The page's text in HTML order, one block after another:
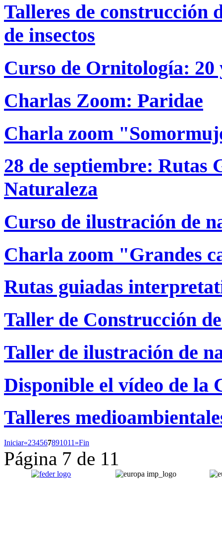
Talleres de construcción
de insectos
Curso de Ornitología: 20
Charlas Zoom: Paridae
Charla zoom
28 de septiembre: Rutas
Naturaleza
Curso de ilustración de
Charla zoom "Grandes
Rutas guiadas
Taller de Construcción
Taller de ilustración de
Disponible el vídeo de la
Talleres
Iniciar«234567891011 »Fin
Página 7 de 11